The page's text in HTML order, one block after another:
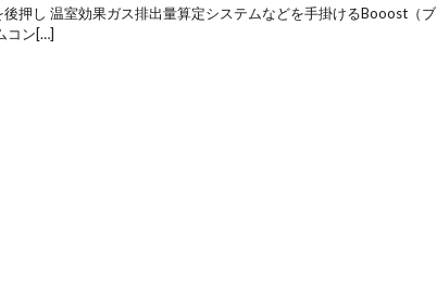
押し 温室効果ガス排出量算定システムなどを手掛けるBooost（ブ
コン[…]